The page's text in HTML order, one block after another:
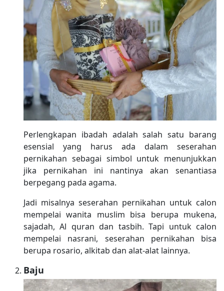
Perlengkapan ibadah adalah salah satu barang
esensial yang harus ada dalam seserahan
pernikahan sebagai simbol untuk menunjukkan
jika pernikahan ini nantinya akan senantiasa
berpegang pada agama.
Jadi misalnya seserahan pernikahan untuk calon
mempelai wanita muslim bisa berupa mukena,
sajadah, Al quran dan tasbih. Tapi untuk calon
mempelai nasrani, seserahan pernikahan bisa
berupa rosario, alkitab dan alat-alat lainnya.
Baju